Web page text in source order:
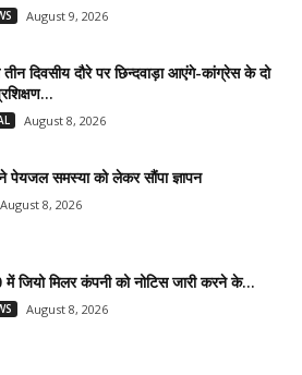
August 9, 2026
दिवसीय दौरे पर छिन्दवाड़ा आएंगे-कांग्रेस के दो
August 8, 2026
पेयजल समस्या को लेकर सौंपा ज्ञापन
August 8, 2026
जियो मिलर कंपनी को नोटिस जारी करने के...
August 8, 2026